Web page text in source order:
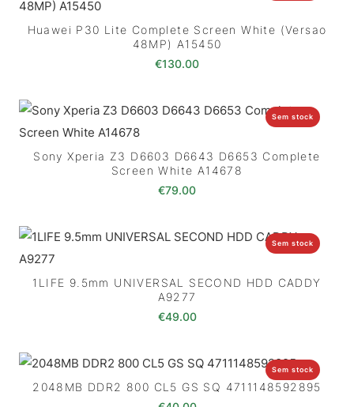
Huawei P30 Lite Complete Screen White (Versao
48MP) A15450
€130.00
Sem stock
Sony Xperia Z3 D6603 D6643 D6653 Complete
Screen White A14678
€79.00
Sem stock
1LIFE 9.5mm UNIVERSAL SECOND HDD CADDY
A9277
€49.00
Sem stock
2048MB DDR2 800 CL5 GS SQ 4711148592895